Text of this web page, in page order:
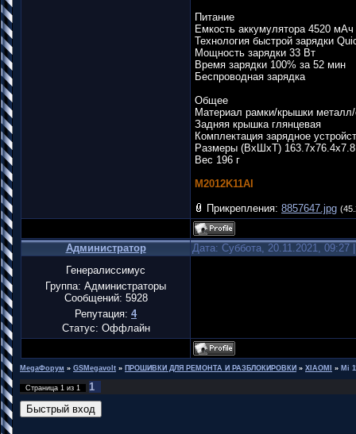
Питание
Емкость аккумулятора 4520 мАч
Технология быстрой зарядки
Мощность зарядки 33 Вт
Время зарядки 100% за 52 мин
Беспроводная зарядка
Общее
Материал рамки/крышки
Задняя крышка глянцевая
Комплектация зарядное
Размеры (ВхШхТ)
Вес 196 г
M2012K11AI
Прикрепления: 8857647.jpg
Администратор
Дата: Суббота, 20.11.2021,
Генералиссимус
Группа: Администраторы
Сообщений: 5928
Репутация: 4
Статус: Оффлайн
MegaФорум » GSMegavolt » ПРОШИВКИ ДЛЯ РЕМОНТА И РАЗБЛОКИРОВКИ » XIAOMI » Mi
Страница 1 из 1 1